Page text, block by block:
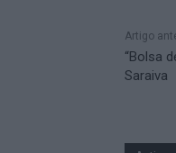
Artigo
“Bolsa
Saraiva